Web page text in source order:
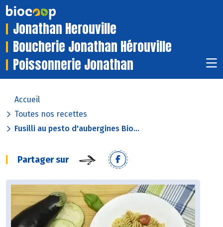
Jonathan Herouville
Boucherie Jonathan Hérouville
Poissonnerie Jonathan
Accueil
Toutes nos recettes
Fusilli au pesto d'aubergines Bio...
Partager sur